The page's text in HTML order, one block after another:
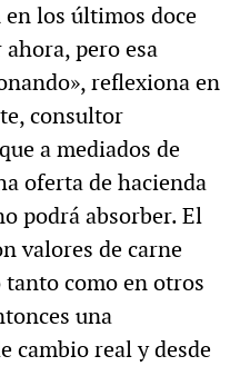
los últimos doce
pero esa
reflexiona en
consultor
a mediados de
oferta de hacienda
podrá absorber. El
valores de carne
tanto como en otros
una
cambio real y desde